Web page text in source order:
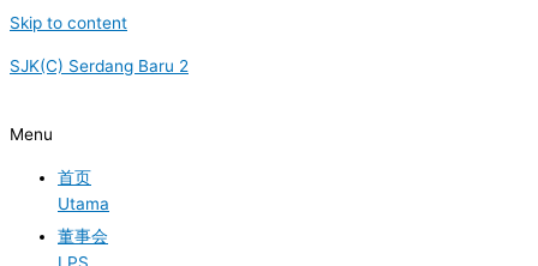
Skip to content
SJK(C) Serdang Baru 2
Menu
首页
Utama
董事会